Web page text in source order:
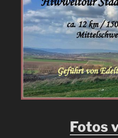
Fotos